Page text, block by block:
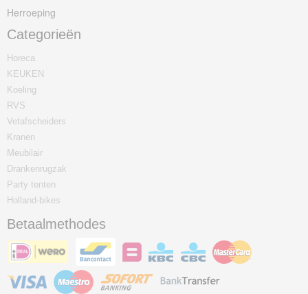
Herroeping
Categorieën
Horeca
KEUKEN
Koeling
RVS
Vetafscheiders
Kranen
Meubilair
Drankenrugzak
Party tenten
Holland-bikes
Betaalmethodes